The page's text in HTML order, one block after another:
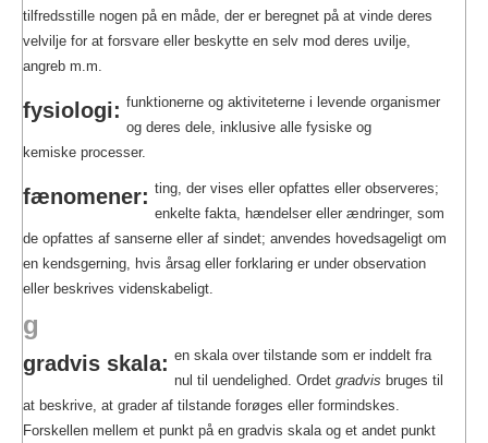
tilfredsstille nogen på en måde, der er beregnet på at vinde deres
velvilje for at forsvare eller beskytte en selv mod deres uvilje,
angreb m.m.
fysiologi: funktionerne og aktiviteterne i levende organismer
og deres dele, inklusive alle fysiske og
kemiske processer.
fænomener: ting, der vises eller opfattes eller observeres;
enkelte fakta, hændelser eller ændringer, som
de opfattes af sanserne eller af sindet; anvendes hovedsageligt om
en kendsgerning, hvis årsag eller forklaring er under observation
eller beskrives videnskabeligt.
g
gradvis skala: en skala over tilstande som er inddelt fra
nul til uendelighed. Ordet gradvis bruges til
at beskrive, at grader af tilstande forøges eller formindskes.
Forskellen mellem et punkt på en gradvis skala og et andet punkt